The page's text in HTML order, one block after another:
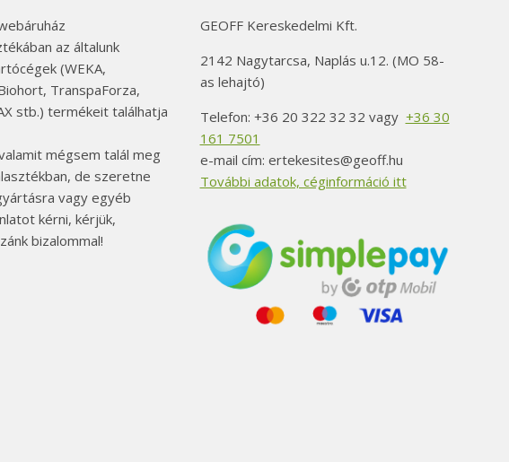
az általunk
(WEKA,
TranspaForza,
stb.) termékeit találhatja
mégsem talál meg
de szeretne
vagy egyéb
kérni, kérjük,
bizalommal!
GEOFF Kereskedelmi Kft.
2142 Nagytarcsa, Naplás u.12. (MO 58-
as lehajtó)
Telefon: +36 20 322 32 32 vagy +36 30
161 7501
e-mail cím: ertekesites@geoff.hu
További adatok, céginformáció itt